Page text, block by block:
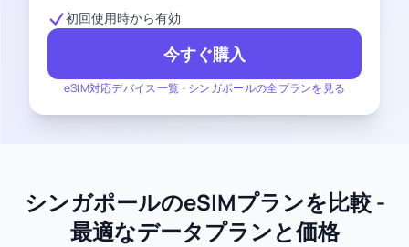
eSIM対応デバイス一覧 - シンガポールの全プランを見る
初回使用時から有効
今すぐ購入
シンガポールのeSIMプランを比較 -
最適なデータプランと価格